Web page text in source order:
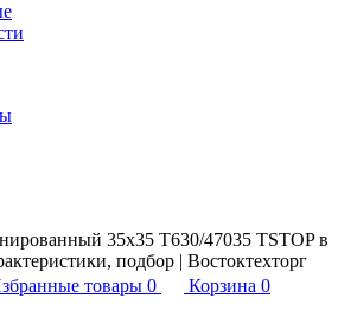
35х35 T630/47035 TSTOP в
подбор | Востоктехторг
товары 0 Корзина 0